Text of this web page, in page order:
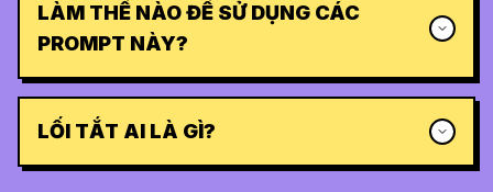
LÀM THẾ NÀO ĐỂ SỬ DỤNG CÁC
PROMPT NÀY?
LỐI TẮT AI LÀ GÌ?